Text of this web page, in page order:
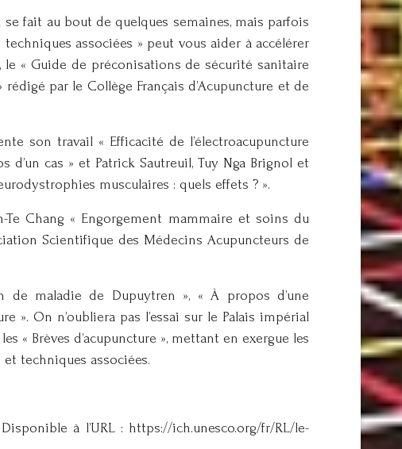
fait au bout de quelques semaines, mais parfois
associées » peut vous aider à accélérer
« Guide de préconisations de sécurité sanitaire
par le Collège Français d’Acupuncture et de
son travail « Efficacité de l’électroacupuncture
cas » et Patrick Sautreuil, Tuy Nga Brignol et
musculaires : quels effets ? ».
Te Chang « Engorgement mammaire et soins du
Scientifique des Médecins Acupuncteurs de
de maladie de Dupuytren », « À propos d’une
». On n’oubliera pas l’essai sur le Palais impérial
« Brèves d’acupuncture », mettant en exergue les
et techniques associées.
à l’URL : https://ich.unesco.org/fr/RL/le-